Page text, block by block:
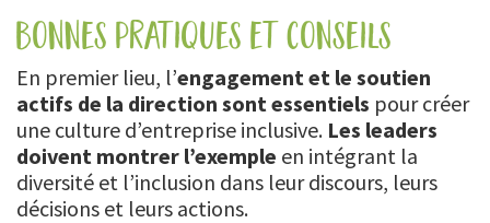
bonnes pratiques et conseils
En premier lieu, l’engagement et le soutien
actifs de la direction sont essentiels pour créer
une culture d’entreprise inclusive. Les leaders
doivent montrer l’exemple en intégrant la
diversité et l’inclusion dans leur discours, leurs
décisions et leurs actions.